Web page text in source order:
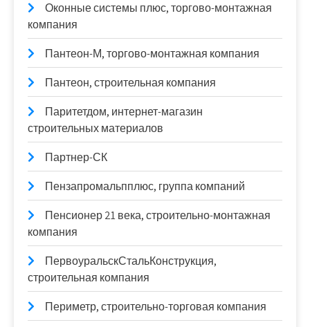
Оконные системы плюс, торгово-монтажная
компания
Пантеон-М, торгово-монтажная компания
Пантеон, строительная компания
Паритетдом, интернет-магазин
строительных материалов
Партнер-СК
Пензапромальпплюс, группа компаний
Пенсионер 21 века, строительно-монтажная
компания
ПервоуральскСтальКонструкция,
строительная компания
Периметр, строительно-торговая компания